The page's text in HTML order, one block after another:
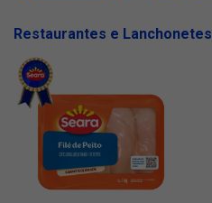
Restaurantes e Lanchonetes